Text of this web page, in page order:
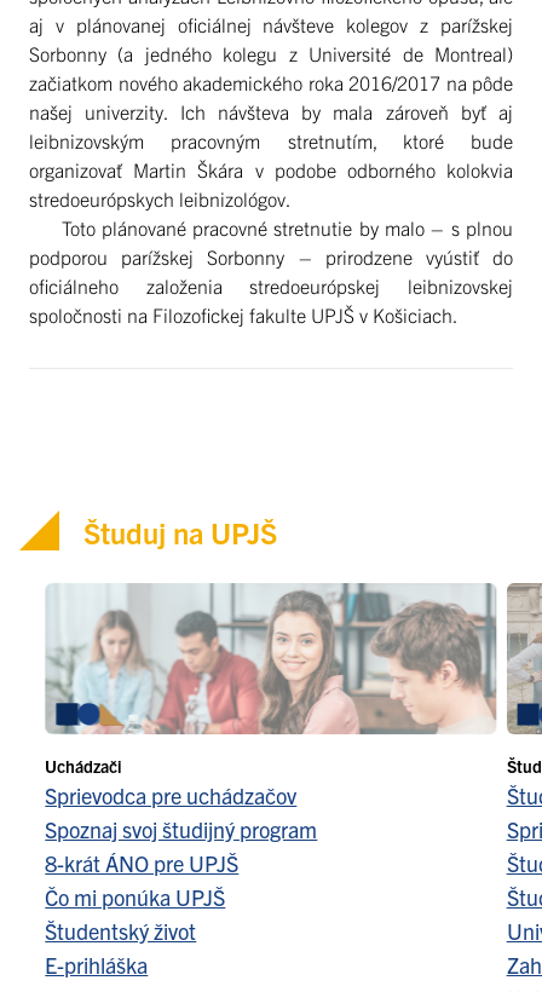
aj v plánovanej oficiálnej návšteve kolegov z parížskej
Sorbonny (a jedného kolegu z Université de Montreal)
začiatkom nového akademického roka 2016/2017 na pôde
našej univerzity. Ich návšteva by mala zároveň byť aj
leibnizovským pracovným stretnutím, ktoré bude
organizovať Martin Škára v podobe odborného kolokvia
stredoeurópskych leibnizológov.
Toto plánované pracovné stretnutie by malo – s plnou
podporou parížskej Sorbonny – prirodzene vyústiť do
oficiálneho založenia stredoeurópskej leibnizovskej
spoločnosti na Filozofickej fakulte UPJŠ v Košiciach.
Študuj na UPJŠ
Uchádzači
Sprievodca pre uchádzačov
Spoznaj svoj študijný program
8-krát ÁNO pre UPJŠ
Čo mi ponúka UPJŠ
Študentský život
E-prihláška